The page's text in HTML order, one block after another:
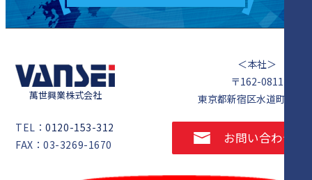
萬世興業株式会社
＜本社＞
〒162-0811
東京都新宿区水道町1番5
TEL：0120-153-312
FAX：03-3269-1670
お問い合わせ